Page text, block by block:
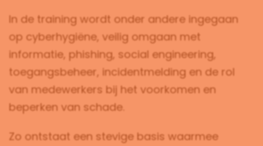
In de training wordt onder andere ingegaan
op cyberhygiëne, veilig omgaan met
informatie, phishing, social engineering,
toegangsbeheer, incidentmelding en de rol
van medewerkers bij het voorkomen en
beperken van schade.
Zo ontstaat een stevige basis waarmee